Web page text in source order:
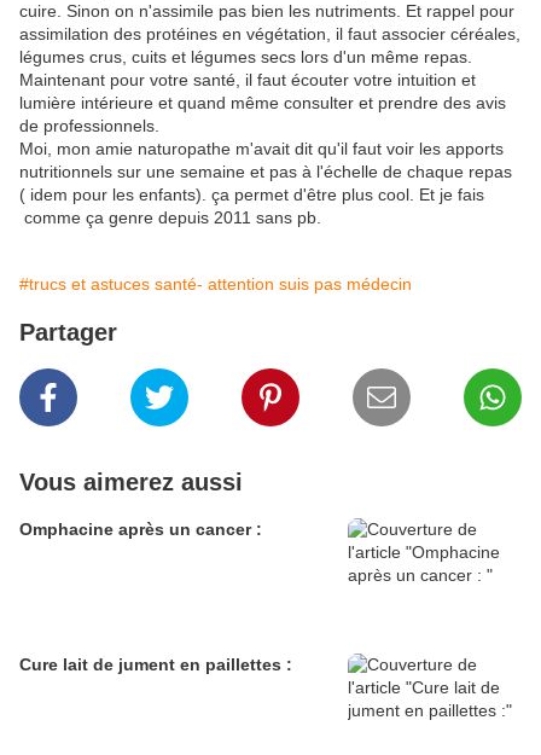
cuire. Sinon on n'assimile pas bien les nutriments. Et rappel pour
assimilation des protéines en végétation, il faut associer céréales,
légumes crus, cuits et légumes secs lors d'un même repas.
Maintenant pour votre santé, il faut écouter votre intuition et
lumière intérieure et quand même consulter et prendre des avis
de professionnels.
Moi, mon amie naturopathe m'avait dit qu'il faut voir les apports
nutritionnels sur une semaine et pas à l'échelle de chaque repas
( idem pour les enfants). ça permet d'être plus cool. Et je fais
comme ça genre depuis 2011 sans pb.
#trucs et astuces santé- attention suis pas médecin
Partager
Vous aimerez aussi
Omphacine après un cancer :
Cure lait de jument en paillettes :